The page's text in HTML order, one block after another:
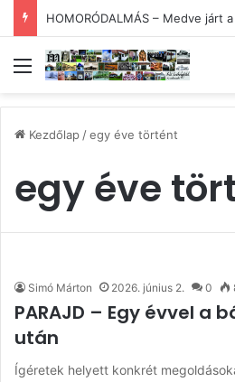
HOMORÓDALMÁS – Medve járt
Menü
Kezdőlap/egy éve történt
egy éve
Simó Márton 2026. június 2. 0
PARAJD – Egy évvel a
után
Ígéretek helyett konkrét